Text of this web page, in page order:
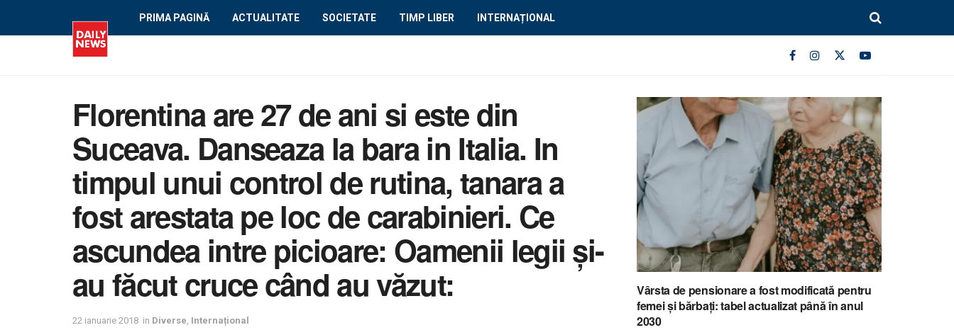
PRIMA PAGINĂ ACTUALITATE SOCIETATE TIMP LIBER INTERNAȚIONAL
Florentina are 27 de ani si este din
Suceava. Danseaza la bara in Italia. In
timpul unui control de rutina, tanara a
fost arestata pe loc de carabinieri. Ce
ascundea intre picioare: Oamenii legii și-
au făcut cruce când au văzut:
22 ianuarie 2018 in Diverse Internațional
Vârsta de pensionare a fost modificată pentru
femei și bărbați: tabel actualizat până în anul
2030